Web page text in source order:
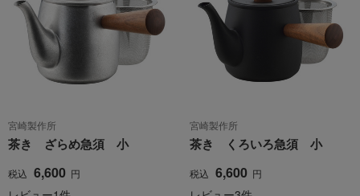
宮崎製作所
茶き ざらめ急須 小
税込 6,600 円
宮崎製作所
茶き くろいろ急須 小
税込 6,600 円